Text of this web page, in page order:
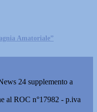
Amatoriale”
24 supplemento a
al ROC n°17982 - p.iva